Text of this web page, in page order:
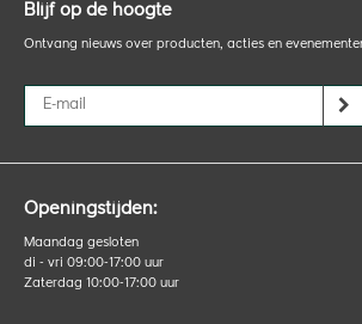
Openingstijden:
Maandag gesloten
di - vri 09:00-17:00 uur
Zaterdag 10:00-17:00 uur
Blijf op de hoogte
Ontvang nieuws over producten, acties en